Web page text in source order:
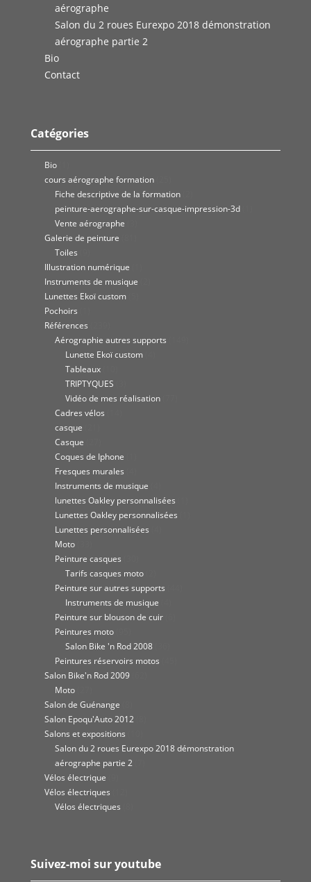
aérographe
Salon du 2 roues Eurexpo 2018 démonstration
aérographe partie 2
Bio
Contact
Catégories
Bio
cours aérographe formation
Fiche descriptive de la formation
peinture-aerographe-sur-casque-impression-3d
Vente aérographe
Galerie de peinture
Toiles
Illustration numérique
Instruments de musique
Lunettes Ekoï custom
Pochoirs
Références
Aérographie autres supports
Lunette Ekoï custom
Tableaux
TRIPTYQUES
Vidéo de mes réalisation
Cadres vélos
casque
Casque
Coques de Iphone
Fresques murales
Instruments de musique
lunettes Oakley personnalisées
Lunettes Oakley personnalisées
Lunettes personnalisées
Moto
Peinture casques
Tarifs casques moto
Peinture sur autres supports
Instruments de musique
Peinture sur blouson de cuir
Peintures moto
Salon Bike 'n Rod 2008
Peintures réservoirs motos
Salon Bike'n Rod 2009
Moto
Salon de Guénange
Salon Epoqu'Auto 2012
Salons et expositions
Salon du 2 roues Eurexpo 2018 démonstration
aérographe partie 2
Vélos électrique
Vélos électriques
Vélos électriques
Suivez-moi sur youtube